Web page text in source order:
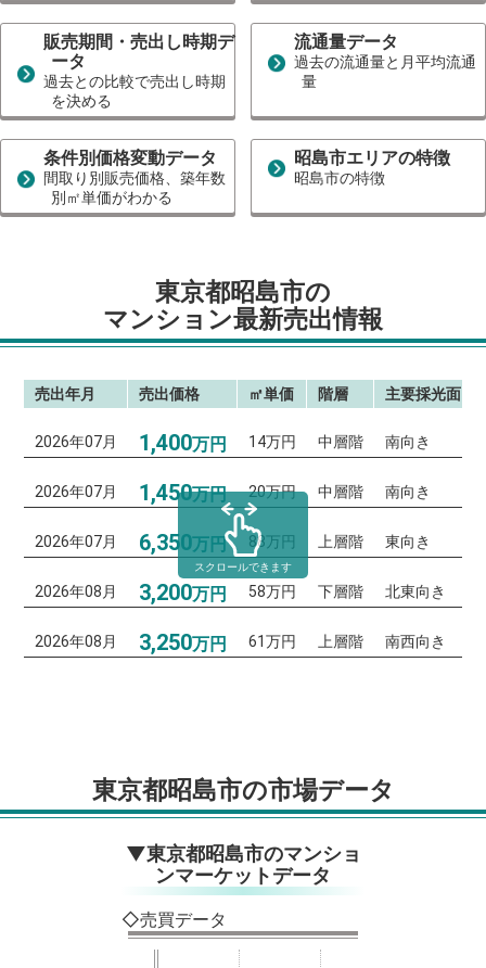
販売期間・売出し時期デ
ータ
過去との比較で売出し時期
を決める
流通量データ
過去の流通量と月平均流通
量
条件別価格変動データ
間取り別販売価格、築年数
別㎡単価がわかる
昭島市エリアの特徴
昭島市の特徴
東京都昭島市の
マンション最新売出情報
売出年月 売出価格 ㎡単価 階層 主要採光面
2026年07月 1,400万円 14万円 中層階 南向き
2026年07月 1,450万円 20万円 中層階 南向き
2026年07月 6,350万円 88万円 上層階 東向き
2026年08月 3,200万円 58万円 下層階 北東向き
2026年08月 3,250万円 61万円 上層階 南西向き
スクロールできます
東京都昭島市の市場データ
▼東京都昭島市のマンショ
ンマーケットデータ
◇売買データ